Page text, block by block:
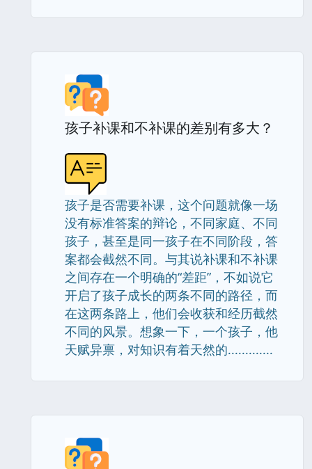
孩子补课和不补课的差别有多大？
孩子是否需要补课，这个问题就像一场
没有标准答案的辩论，不同家庭、不同
孩子，甚至是同一孩子在不同阶段，答
案都会截然不同。与其说补课和不补课
之间存在一个明确的“差距”，不如说它
开启了孩子成长的两条不同的路径，而
在这两条路上，他们会收获和经历截然
不同的风景。想象一下，一个孩子，他
天赋异禀，对知识有着天然的.............